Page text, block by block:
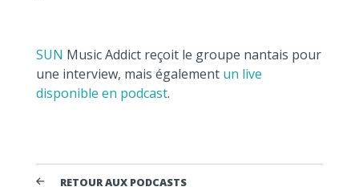
SUN Music Addict reçoit le groupe nantais pour
une interview, mais également un live
disponible en podcast.
RETOUR AUX PODCASTS